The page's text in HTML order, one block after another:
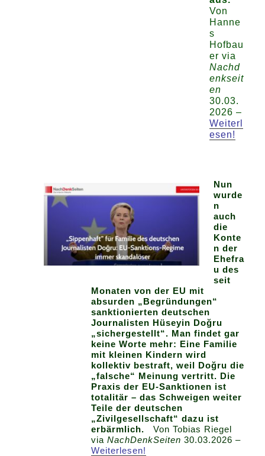
Von
Hanne
s
Hofbau
er via
Nachd
enkseit
en
30.03.
2026 –
Weiterl
esen!
Nun
wurde
n
auch
die
Konte
n der
Ehefra
u des
seit
Monaten von der EU mit
absurden „Begründungen“
sanktionierten deutschen
Journalisten Hüseyin Doğru
„sichergestellt“. Man findet gar
keine Worte mehr: Eine Familie
mit kleinen Kindern wird
kollektiv bestraft, weil Doğru die
„falsche“ Meinung vertritt. Die
Praxis der EU-Sanktionen ist
totalitär – das Schweigen weiter
Teile der deutschen
„Zivilgesellschaft“ dazu ist
erbärmlich.Von Tobias Riegel
viaNachDenkSeiten 30.03.2026 –
Weiterlesen!